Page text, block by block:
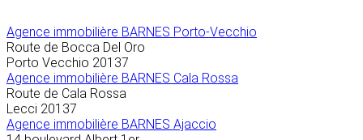
Agence immobilière BARNES Porto-Vecchio
Route de Bocca Del Oro
Porto Vecchio 20137
Agence immobilière BARNES Cala Rossa
Route de Cala Rossa
Lecci 20137
Agence immobilière BARNES Ajaccio